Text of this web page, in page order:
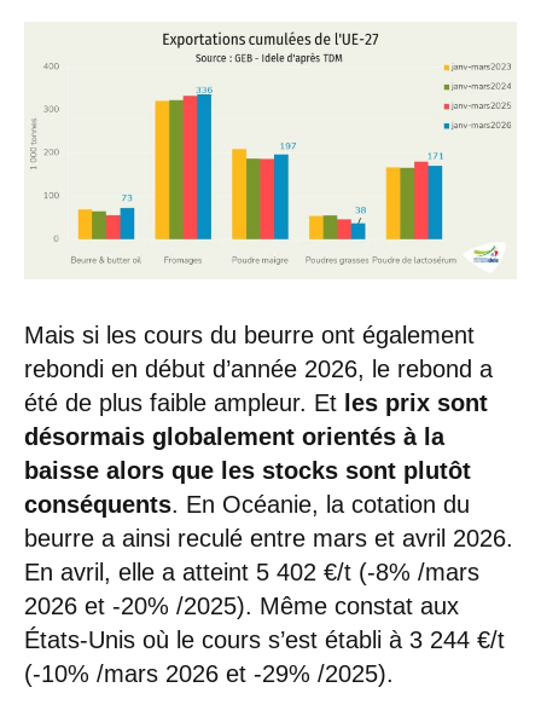
Mais si les cours du beurre ont également
rebondi en début d’année 2026, le rebond a
été de plus faible ampleur. Et les prix sont
désormais globalement orientés à la
baisse alors que les stocks sont plutôt
conséquents. En Océanie, la cotation du
beurre a ainsi reculé entre mars et avril 2026.
En avril, elle a atteint 5 402 €/t (-8% /mars
2026 et -20% /2025). Même constat aux
États-Unis où le cours s’est établi à 3 244 €/t
(-10% /mars 2026 et -29% /2025).